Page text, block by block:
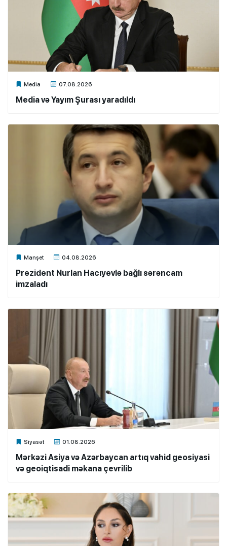
Media 07.08.2026
Xalq.Online
Media və Yayım Şurası yaradıldı
Manşet 04.08.2026
Xalq.Online
Prezident Nurlan Hacıyevlə bağlı sərəncam
imzaladı
Siyasət 01.08.2026
Xalq.Online
Mərkəzi Asiya və Azərbaycan artıq vahid geosiyasi
və geoiqtisadi məkana çevrilib